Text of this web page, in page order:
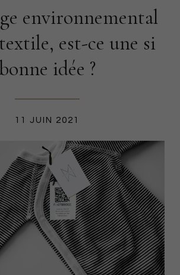
environnemental
est-ce une si
idée ?
11 JUIN 2021